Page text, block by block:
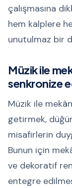
çalışmasına
hem kalplere
unutulmaz bir
Müzik ile
senkronize
Müzik ile
getirmek,
misafirlerin
Bunun için
ve dekoratif
entegre